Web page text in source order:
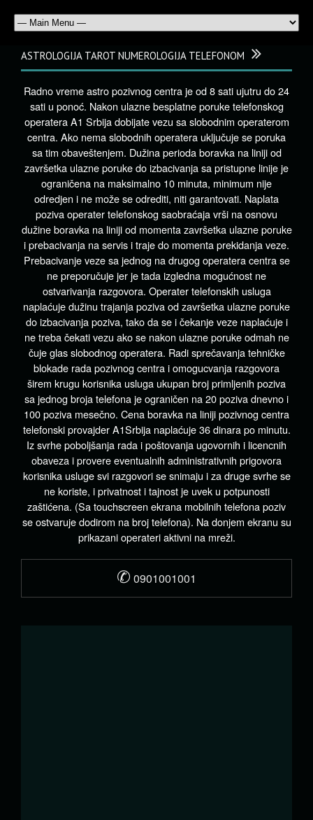
ASTROLOGIJA TAROT NUMEROLOGIJA TELEFONOM
Radno vreme astro pozivnog centra je od 8 sati ujutru do 24
sati u ponoć. Nakon ulazne besplatne poruke telefonskog
operatera A1 Srbija dobijate vezu sa slobodnim operaterom
centra. Ako nema slobodnih operatera uključuje se poruka
sa tim obaveštenjem. Dužina perioda boravka na liniji od
završetka ulazne poruke do izbacivanja sa pristupne linije je
ograničena na maksimalno 10 minuta, minimum nije
odredjen i ne može se odrediti, niti garantovati. Naplata
poziva operater telefonskog saobraćaja vrši na osnovu
dužine boravka na liniji od momenta završetka ulazne poruke
i prebacivanja na servis i traje do momenta prekidanja veze.
Prebacivanje veze sa jednog na drugog operatera centra se
ne preporučuje jer je tada izgledna mogućnost ne
ostvarivanja razgovora. Operater telefonskih usluga
naplaćuje dužinu trajanja poziva od završetka ulazne poruke
do izbacivanja poziva, tako da se i čekanje veze naplaćuje i
ne treba čekati vezu ako se nakon ulazne poruke odmah ne
čuje glas slobodnog operatera. Radi sprečavanja tehničke
blokade rada pozivnog centra i omogucvanja razgovora
širem krugu korisnika usluga ukupan broj primljenih poziva
sa jednog broja telefona je ograničen na 20 poziva dnevno i
100 poziva mesečno. Cena boravka na liniji pozivnog centra
telefonski provajder A1Srbija naplaćuje 36 dinara po minutu.
Iz svrhe poboljšanja rada i poštovanja ugovornih i licencnih
obaveza i provere eventualnih administrativnih prigovora
korisnika usluge svi razgovori se snimaju i za druge svrhe se
ne koriste, i privatnost i tajnost je uvek u potpunosti
zaštićena. (Sa touchscreen ekrana mobilnih telefona poziv
se ostvaruje dodirom na broj telefona). Na donjem ekranu su
prikazani operateri aktivni na mreži.
✆ 0901001001